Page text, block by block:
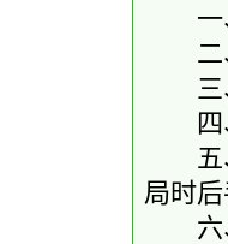
一、
二、
三、
四、
五、
局时
六、